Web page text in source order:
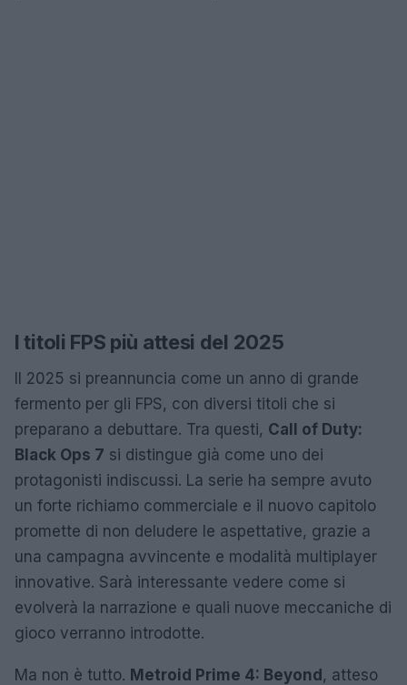
I titoli FPS più attesi del 2025
Il 2025 si preannuncia come un anno di grande
fermento per gli FPS, con diversi titoli che si
preparano a debuttare. Tra questi, Call of Duty:
Black Ops 7 si distingue già come uno dei
protagonisti indiscussi. La serie ha sempre avuto
un forte richiamo commerciale e il nuovo capitolo
promette di non deludere le aspettative, grazie a
una campagna avvincente e modalità multiplayer
innovative. Sarà interessante vedere come si
evolverà la narrazione e quali nuove meccaniche di
gioco verranno introdotte.
Ma non è tutto. Metroid Prime 4: Beyond , atteso